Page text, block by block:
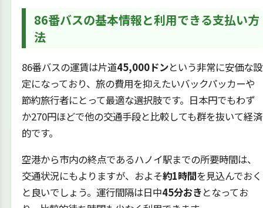
86番バスの基本情報と利用できる支払い方
法
86番バスの運賃は片道45,000ドンという非常に安価な設
定になっており、旅の費用を抑えたいバックパッカーや
節約旅行者にとって最適な選択肢です。日本円でもわず
か270円ほどで他の交通手段と比較しても群を抜いて経済
的です。
空港から市内の終点であるハノイ駅までの所要時間は、
交通状況にもよりますが、およそ約1時間を見込んでおく
と良いでしょう。運行間隔は日中45分おきとなってお